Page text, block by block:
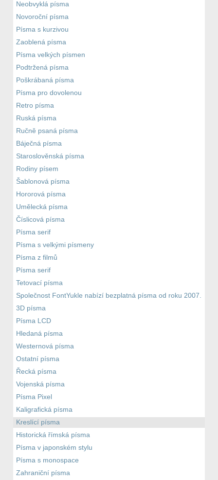
Neobvyklá písma
Novoroční písma
Písma s kurzivou
Zaoblená písma
Písma velkých písmen
Podtržená písma
Poškrábaná písma
Písma pro dovolenou
Retro písma
Ruská písma
Ručně psaná písma
Báječná písma
Staroslověnská písma
Rodiny písem
Šablonová písma
Hororová písma
Umělecká písma
Číslicová písma
Písma serif
Písma s velkými písmeny
Písma z filmů
Písma serif
Tetovací písma
Společnost FontYukle nabízí bezplatná písma od roku 2007.
3D písma
Písma LCD
Hledaná písma
Westernová písma
Ostatní písma
Řecká písma
Vojenská písma
Písma Pixel
Kaligrafická písma
Kreslící písma
Historická římská písma
Písma v japonském stylu
Písma s monospace
Zahraniční písma